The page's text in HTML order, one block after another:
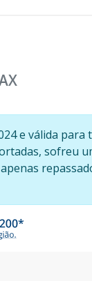
e válida para
sofreu